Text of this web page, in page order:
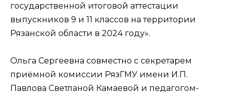
государственной итоговой аттестации
выпускников 9 и 11 классов на территории
Рязанской области в 2024 году».
Ольга Сергеевна совместно с секретарем
приёмной комиссии РязГМУ имени И.П.
Павлова Светланой Камаевой и педагогом-